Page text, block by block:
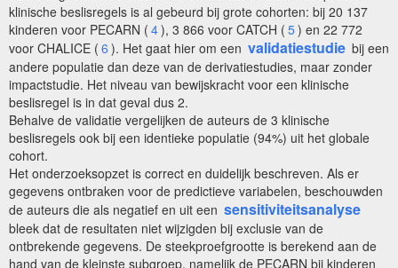
klinische beslisregels is al gebeurd bij grote cohorten: bij 20 137
kinderen voor PECARN ( 4), 3 866 voor CATCH ( 5) en 22 772
voor CHALICE ( 6 ). Het gaat hier om een validatiestudie bij een
andere populatie dan deze van de derivatiestudies, maar zonder
impactstudie. Het niveau van bewijskracht voor een klinische
beslisregel is in dat geval dus 2.
Behalve de validatie vergelijken de auteurs de 3 klinische
beslisregels ook bij een identieke populatie (94%) uit het globale
cohort.
Het onderzoeksopzet is correct en duidelijk beschreven. Als er
gegevens ontbraken voor de predictieve variabelen, beschouwden
de auteurs die als negatief en uit een sensitiviteitsanalyse
bleek dat de resultaten niet wijzigden bij exclusie van de
ontbrekende gegevens. De steekproefgrootte is berekend aan de
hand van de kleinste subgroep, namelijk de PECARN bij kinderen